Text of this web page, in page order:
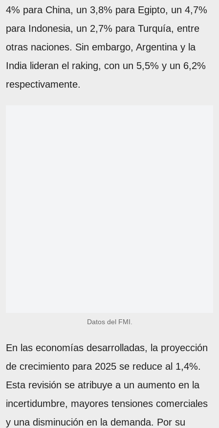
4% para China, un 3,8% para Egipto, un 4,7%
para Indonesia, un 2,7% para Turquía, entre
otras naciones. Sin embargo, Argentina y la
India lideran el raking, con un 5,5% y un 6,2%
respectivamente.
Datos del FMI.
En las economías desarrolladas, la proyección
de crecimiento para 2025 se reduce al 1,4%.
Esta revisión se atribuye a un aumento en la
incertidumbre, mayores tensiones comerciales
y una disminución en la demanda. Por su